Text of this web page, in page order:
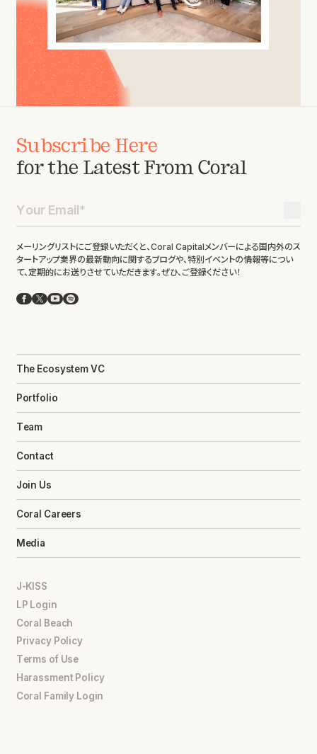
Subscribe Here
for the Latest From Coral
メーリングリストにご登録いただくと、Coral Capitalメンバーによる国内外のス
タートアップ業界の最新動向に関するブログや、特別イベントの情報等につい
て、定期的にお送りさせていただきます。ぜひ、ご登録ください！
Facebook
X YouTube
Spotify
The Ecosystem VC
Portfolio
Team
Contact
Join Us
Coral Careers
Media
J-KISS
LP Login
Coral Beach
Privacy Policy
Terms of Use
Harassment Policy
Coral Family Login